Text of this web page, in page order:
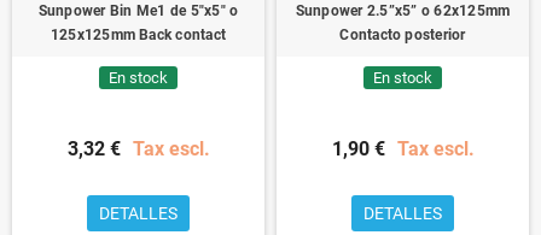
Sunpower Bin Me1 de 5"x5" o
125x125mm Back contact
En stock
3,32 € Tax escl.
DETALLES
Sunpower 2.5”x5” o 62x125mm
Contacto posterior
En stock
1,90 € Tax escl.
DETALLES